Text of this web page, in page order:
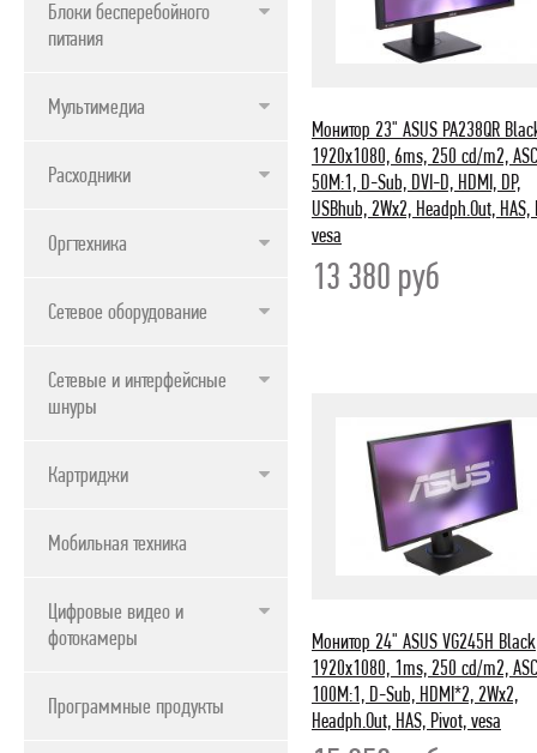
Блоки бесперебойного
питания
Мультимедиа
Расходники
Оргтехника
Сетевое оборудование
Сетевые и интерфейсные
шнуры
Картриджи
Мобильная техника
Цифровые видео и
фотокамеры
Программные продукты
Монитор 23" ASUS PA238QR
1920x1080, 6ms, 250 cd/m2,
50M:1, D-Sub, DVI-D, HDMI, DP,
USBhub, 2Wx2, Headph.Out, HAS,
vesa
13 380 руб
Монитор 24" ASUS VG245H Black
1920x1080, 1ms, 250 cd/m2,
100M:1, D-Sub, HDMI*2, 2Wx2,
Headph.Out, HAS, Pivot, vesa